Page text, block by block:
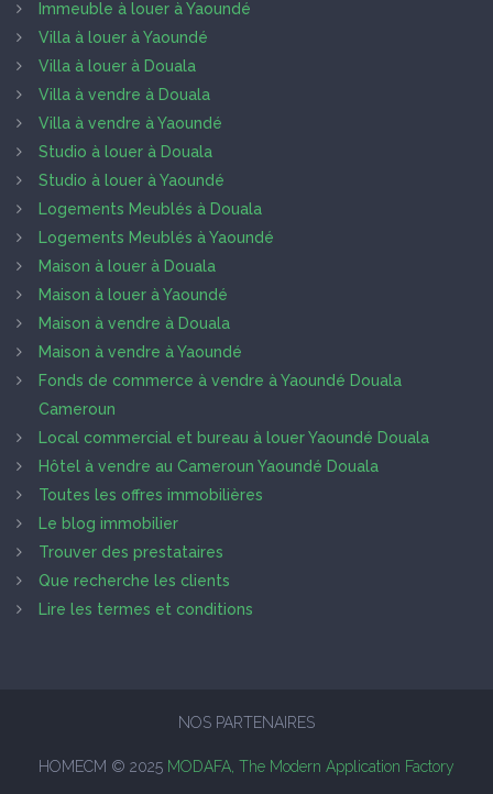
Immeuble à louer à Yaoundé
Villa à louer à Yaoundé
Villa à louer à Douala
Villa à vendre à Douala
Villa à vendre à Yaoundé
Studio à louer à Douala
Studio à louer à Yaoundé
Logements Meublés à Douala
Logements Meublés à Yaoundé
Maison à louer à Douala
Maison à louer à Yaoundé
Maison à vendre à Douala
Maison à vendre à Yaoundé
Fonds de commerce à vendre à Yaoundé Douala
Cameroun
Local commercial et bureau à louer Yaoundé Douala
Hôtel à vendre au Cameroun Yaoundé Douala
Toutes les offres immobilières
Le blog immobilier
Trouver des prestataires
Que recherche les clients
Lire les termes et conditions
NOS PARTENAIRES
HOMECM © 2025 MODAFA, The Modern Application Factory